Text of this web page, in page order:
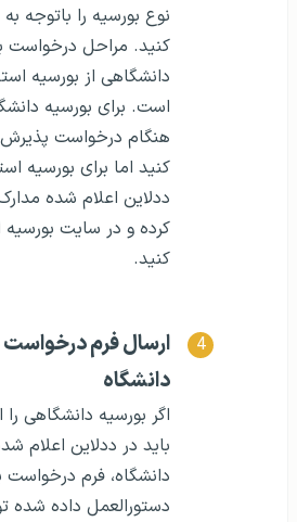
نوع بورسیه را باتوجه
کنید. مراحل درخواست
دانشگاهی از بورسیه
است. برای بورسیه
هنگام درخواست
کنید اما برای بورسیه
ددلاین اعلام شده
کرده و در سایت بورسیه
کنید.
ارسال فرم درخواست
دانشگاه
اگر بورسیه دانشگاهی را
باید در ددلاین اعلام
دانشگاه، فرم درخواست
دستورالعمل داده شده